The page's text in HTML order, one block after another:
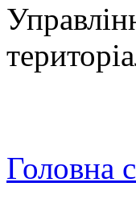
Головна